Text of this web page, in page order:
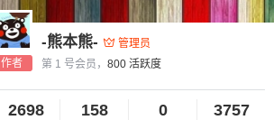
作者
-熊本熊-
管理员
第 1 号会员， 800 活跃度
2698 158 0 3757